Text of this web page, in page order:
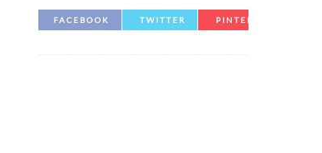
FACEBOOK TWITTER PINTEREST